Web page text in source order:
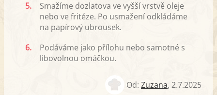
5.
Smažíme dozlatova ve vyšší vrstvě oleje
nebo ve fritéze. Po usmažení odkládáme
na papírový ubrousek.
6.
Podáváme jako přílohu nebo samotné s
libovolnou omáčkou.
Od: Zuzana, 2.7.2025